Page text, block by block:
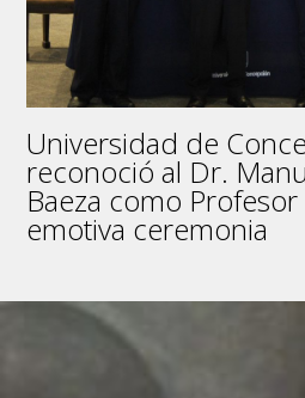
Universidad de
reconoció al Dr.
Baeza como
emotiva ceremonia